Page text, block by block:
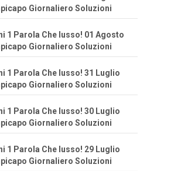
Giornaliero Soluzioni
1 Parola Che lusso! 01 Agosto
Giornaliero Soluzioni
1 Parola Che lusso! 31 Luglio
Giornaliero Soluzioni
1 Parola Che lusso! 30 Luglio
Giornaliero Soluzioni
1 Parola Che lusso! 29 Luglio
Giornaliero Soluzioni